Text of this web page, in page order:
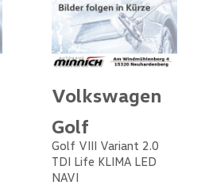
Volkswagen
Golf
Golf VIII Variant 2.0
TDI Life KLIMA LED
NAVI